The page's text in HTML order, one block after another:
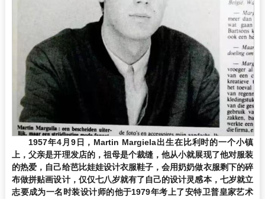
1957年4月9日，Martin Margiela出生在比利时的一个小镇
上，父亲是开理发店的，祖母是个裁缝，他从小就展现了他对服装
的热爱，自己给芭比娃娃设计衣服鞋子，会用奶奶做衣服剩下的碎
布做拼贴画设计，仅仅七八岁就有了自己的设计灵感本，七岁就立
志要成为一名时装设计师的他于1979年考上了安特卫普皇家艺术